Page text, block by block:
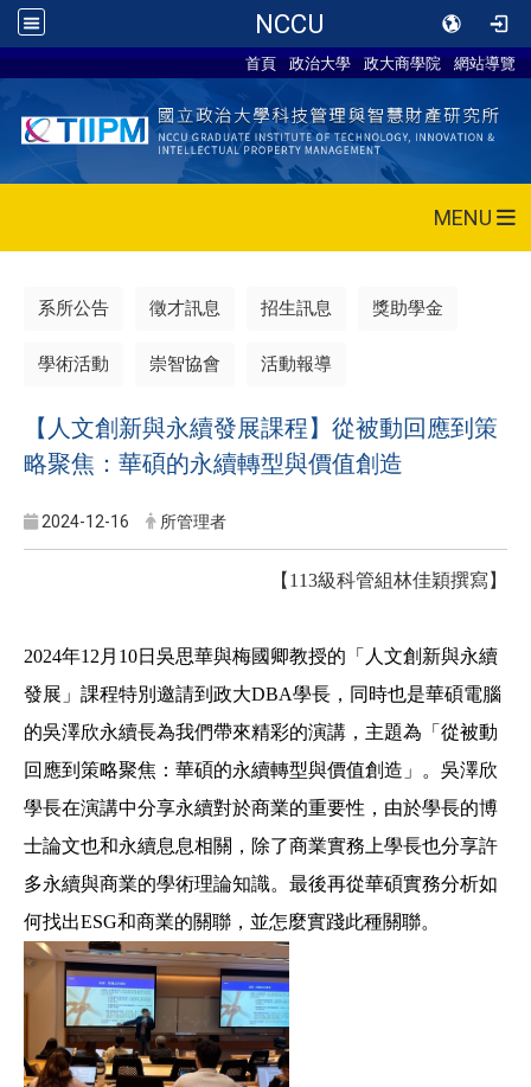
NCCU
首頁 政治大學 政大商學院 網站導覽
MENU
系所公告 徵才訊息 招生訊息 獎助學金
學術活動 崇智協會 活動報導
【人文創新與永續發展課程】從被動回應到策
略聚焦：華碩的永續轉型與價值創造
2024-12-16 所管理者
【 113級科管組林佳穎撰寫】
2024年12月10日吳思華與梅國卿教授的「人文創新與永續
發展」課程特別邀請到政大DBA學長，同時也是華碩電腦
的吳澤欣永續長為我們帶來精彩的演講，主題為「 從被動
回應到策略聚焦：華碩的永續轉型與價值創造 」。吳澤欣
學長在演講中分享永續對於商業的重要性，由於學長的博
士論文也和永續息息相關，除了商業實務上學長也分享許
多永續與商業的學術理論知識。最後再從華碩實務分析如
何找出ESG和商業的關聯，並怎麼實踐此種關聯。